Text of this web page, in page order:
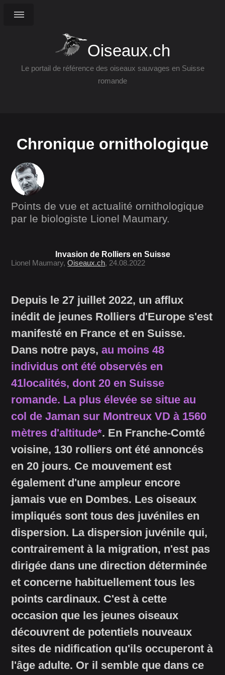
Oiseaux.ch
Le portail de référence des oiseaux sauvages en Suisse
romande
Chronique ornithologique
Points de vue et actualité ornithologique
par le biologiste Lionel Maumary.
Invasion de Rolliers en Suisse
Lionel Maumary,Oiseaux.ch, 24.08.2022
Depuis le 27 juillet 2022, un afflux
inédit de jeunes Rolliers d'Europe s'est
manifesté en France et en Suisse.
Dans notre pays,au moins 48
individus ont été observés en
41localités, dont 20 en Suisse
romande. La plus élevée se situe au
col de Jaman sur Montreux VD à 1560
mètres d'altitude*. En Franche-Comté
voisine, 130 rolliers ont été annoncés
en 20 jours. Ce mouvement est
également d'une ampleur encore
jamais vue en Dombes. Les oiseaux
impliqués sont tous des juvéniles en
dispersion. La dispersion juvénile qui,
contrairement à la migration, n'est pas
dirigée dans une direction déterminée
et concerne habituellement tous les
points cardinaux. C'est à cette
occasion que les jeunes oiseaux
découvrent de potentiels nouveaux
sites de nidification qu'ils occuperont à
l'âge adulte. Or il semble que dans ce